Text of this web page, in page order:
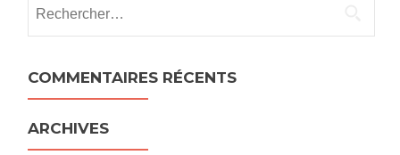
COMMENTAIRES RÉCENTS
ARCHIVES